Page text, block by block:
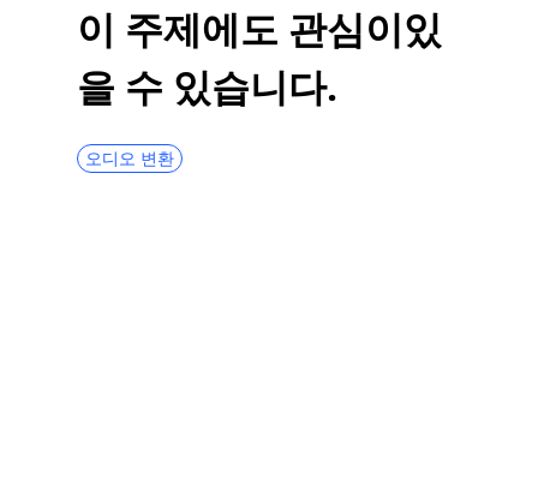
[3가지 놀라운 도구] Mac 4에서 AVI를
MP2023로 변환하는 방법
변환기]
이 주제에도 관심이있
을 수 있습니다.
오디오 변환